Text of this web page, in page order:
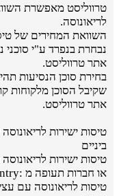
טרווליסט מאפשרת
לריאונוסה.
השוואת המחירים של
נבחרת בנפרד ע"י
אתר טרווליסט.
בחירת סוכן הנסיעות
שקיבל הסוכן מלקוחות
אתר טרווליסט.
טיסות ישירות
ביניים
טיסות ישירות
או חברות תעופה מ :country.
טיסות לריאונוסה עם